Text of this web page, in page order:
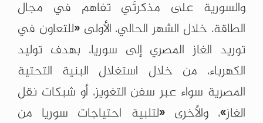
والسورية على مذكرتَي تفاهم في مجال
الطاقة، خلال الشهر الحالي، الأولى «للتعاون في
توريد الغاز المصري إلى سوريا، بهدف توليد
الكهرباء، من خلال استغلال البنية التحتية
المصرية سواء عبر سفن التغويز، أو شبكات نقل
الغاز»، والأخرى «لتلبية احتياجات سوريا من